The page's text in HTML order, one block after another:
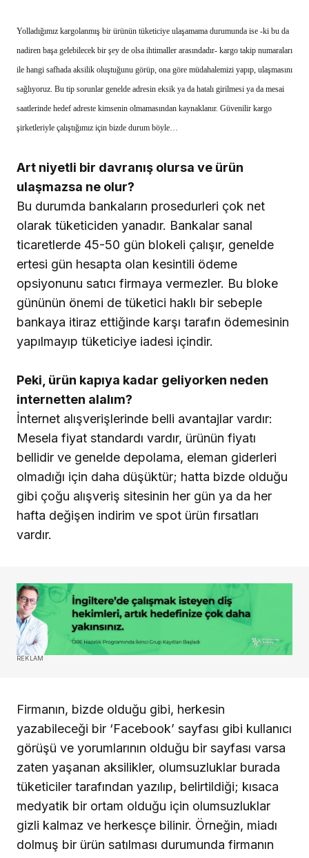
Yolladığımız kargolanmış bir ürünün tüketiciye ulaşamama durumunda ise -ki bu da
nadiren başa gelebilecek bir şey de olsa ihtimaller arasındadır- kargo takip numaraları
ile hangi safhada aksilik oluştuğunu görüp, ona göre müdahalemizi yapıp, ulaşmasını
sağlıyoruz. Bu tip sorunlar genelde adresin eksik ya da hatalı girilmesi ya da mesai
saatlerinde hedef adreste kimsenin olmamasından kaynaklanır. Güvenilir kargo
şirketleriyle çalıştığımız için bizde durum böyle…
Art niyetli bir davranış olursa ve ürün
ulaşmazsa ne olur?
Bu durumda bankaların prosedurleri çok net
olarak tüketiciden yanadır. Bankalar sanal
ticaretlerde 45-50 gün blokeli çalışır, genelde
ertesi gün hesapta olan kesintili ödeme
opsiyonunu satıcı firmaya vermezler. Bu bloke
gününün önemi de tüketici haklı bir sebeple
bankaya itiraz ettiğinde karşı tarafın ödemesinin
yapılmayıp tüketiciye iadesi içindir.
Peki, ürün kapıya kadar geliyorken neden
internetten alalım?
İnternet alışverişlerinde belli avantajlar vardır:
Mesela fiyat standardı vardır, ürünün fiyatı
bellidir ve genelde depolama, eleman giderleri
olmadığı için daha düşüktür; hatta bizde olduğu
gibi çoğu alışveriş sitesinin her gün ya da her
hafta değişen indirim ve spot ürün fırsatları
vardır.
REKLAM
Firmanın, bizde olduğu gibi, herkesin
yazabileceği bir ‘Facebook’ sayfası gibi kullanıcı
görüşü ve yorumlarının olduğu bir sayfası varsa
zaten yaşanan aksilikler, olumsuzluklar burada
tüketiciler tarafından yazılıp, belirtildiği; kısaca
medyatik bir ortam olduğu için olumsuzluklar
gizli kalmaz ve herkesçe bilinir. Örneğin, miadı
dolmuş bir ürün satılması durumunda firmanın